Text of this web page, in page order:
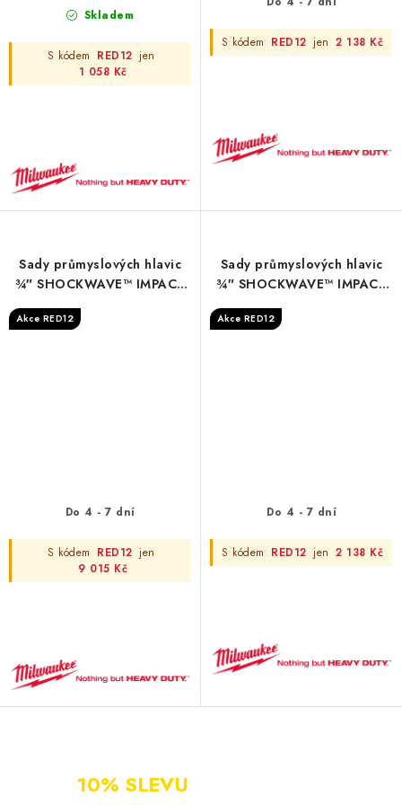
Skladem
S kódem RED12 jen
1 058 Kč
S kódem RED12 jen 2 138 Kč
Sady průmyslových hlavic
¾″ SHOCKWAVE™ IMPACT
3/4" Sockets STD foam set
Akce RED12
Do 4 - 7 dní
S kódem RED12 jen
9 015 Kč
Sady průmyslových hlavic
¾″ SHOCKWAVE™ IMPACT
Foam + PP 417 x 355 mm
Akce RED12
Do 4 - 7 dní
S kódem RED12 jen 2 138 Kč
10% SLEVU